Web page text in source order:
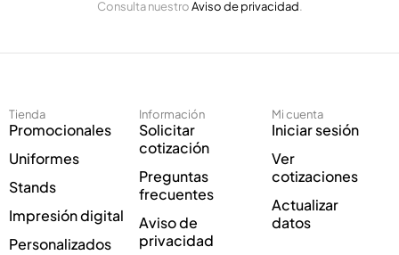
r
c
n
i
c
o
*
Consulta nuestroAviso de privacidad.
Tienda
Promocionales
Uniformes
Stands
Impresión digital
Personalizados
Información
Solicitar
cotización
Preguntas
frecuentes
Aviso de
privacidad
Mi cuenta
Iniciar sesión
Ver
cotizaciones
Actualizar
datos